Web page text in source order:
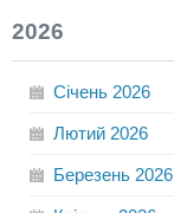
2026
Січень 2026
Лютий 2026
Березень 2026